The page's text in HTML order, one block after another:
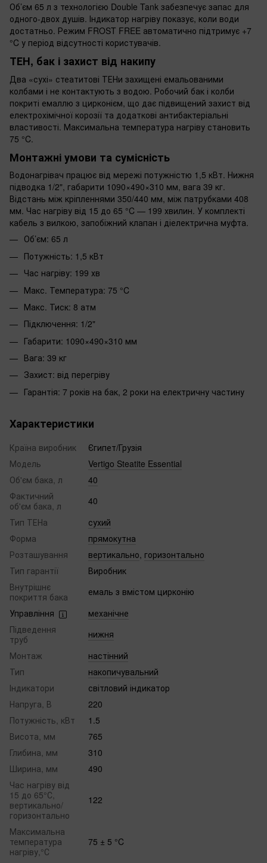
Об’єм 65 л з технологією Double Tank забезпечує запас для
одного-двох душів. Індикатор нагріву показує, коли води
достатньо. Режим FROST FREE автоматично підтримує +7
°C у період відсутності користувачів.
ТЕН, бак і захист від накипу
Два «сухі» стеатитові ТЕНи захищені емальованими
колбами і не контактують з водою. Робочий бак і колби
покриті емаллю з цирконієм, що дає підвищений захист від
електрохімічної корозії та додаткові антибактеріальні
властивості. Максимальна температура нагріву становить
75 °C.
Монтажні умови та сумісність
Водонагрівач працює від мережі потужністю 1,5 кВт. Нижня
підводка 1/2", габарити 1090×490×310 мм, вага 39 кг.
Відстань між кріпленнями 350/440 мм, між патрубками 408
мм. Час нагріву від 15 до 65 °C — 199 хвилин. У комплекті
кабель з вилкою, запобіжний клапан і діелектрична муфта.
Об’єм: 65 л
Потужність: 1,5 кВт
Час нагріву: 199 хв
Макс. Температура: 75 °C
Макс. Тиск: 8 атм
Підключення: 1/2"
Габарити: 1090×490×310 мм
Вага: 39 кг
Захист: від перегріву
Гарантія: 7 років на бак, 2 роки на електричну частину
Характеристики
Країна виробник
Єгипет/Грузія
Модель
Vertigo Steatite Essential
Об'єм бака, л
40
Фактичний
об'єм бака, л
40
Тип ТЕНа
сухий
Форма
прямокутна
Розташування
вертикально, горизонтально
Тип гарантії
Виробник
Внутрішнє
покриття бака
емаль з вмістом цирконію
Управління
механічне
Підведення
труб
нижня
Монтаж
настінний
Тип
накопичувальний
Індикатори
світловий індикатор
Напруга, В
220
Потужність, кВт
1.5
Висота, мм
765
Глибина, мм
310
Ширина, мм
490
Час нагріву від
15 до 65°С,
вертикально/
горизонтально
122
Максимальна
температура
нагріву,°С
75 ± 5 °C